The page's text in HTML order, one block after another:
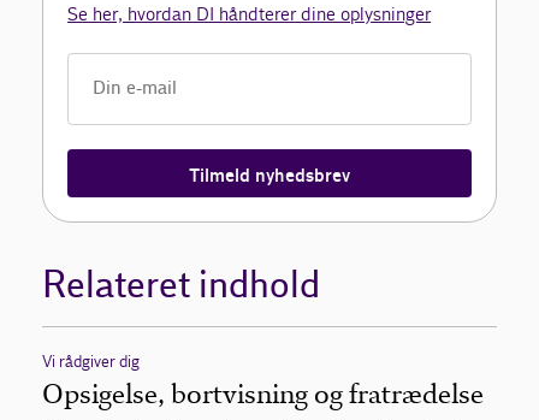
Se her, hvordan DI håndterer dine oplysninger
Tilmeld nyhedsbrev
Relateret indhold
Vi rådgiver dig
Opsigelse, bortvisning og fratrædelse